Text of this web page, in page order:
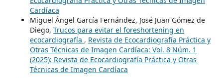
Cardíaca
Miguel Ángel García Fernández, José Juan Gómez de
Diego, Trucos para evitar el foreshortening en
ecocardiografía , Revista de Ecocardiografía Práctica y
Otras Técnicas de Imagen Cardíaca: Vol. 8 Núm. 1
(2025): Revista de Ecocardiografía Práctica y Otras
Técnicas de Imagen Cardíaca